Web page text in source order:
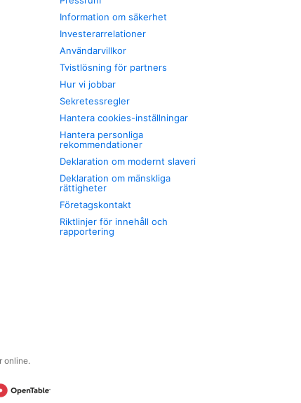
Information om säkerhet
Investerarrelationer
Användarvillkor
Tvistlösning för partners
Hur vi jobbar
Sekretessregler
Hantera cookies-inställningar
Hantera personliga
rekommendationer
Deklaration om modernt slaveri
Deklaration om mänskliga
rättigheter
Företagskontakt
Riktlinjer för innehåll och
rapportering
online.